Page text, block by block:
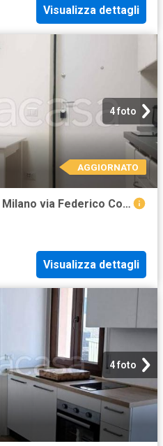
Visualizza dettagli
4 foto
AGGIORNATO
Appartamento in affitto a Milano via Federico Confalonieri, Isola
Visualizza dettagli
4 foto